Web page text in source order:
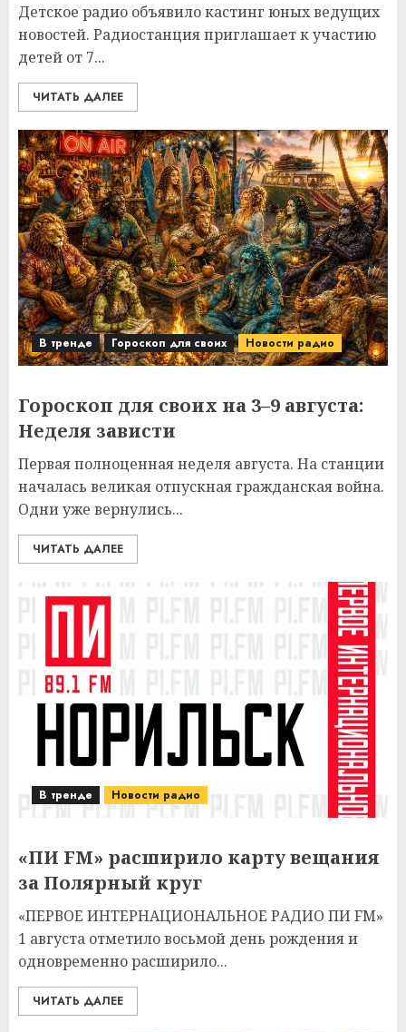
Детское радио объявило кастинг юных ведущих
новостей. Радиостанция приглашает к участию
детей от 7...
ЧИТАТЬ ДАЛЕЕ
В тренде Гороскоп для своих Новости радио
Гороскоп для своих на 3–9 августа:
Неделя зависти
Первая полноценная неделя августа. На станции
началась великая отпускная гражданская война.
Одни уже вернулись...
ЧИТАТЬ ДАЛЕЕ
В тренде Новости радио
«ПИ FM» расширило карту вещания
за Полярный круг
«ПЕРВОЕ ИНТЕРНАЦИОНАЛЬНОЕ РАДИО ПИ FM»
1 августа отметило восьмой день рождения и
одновременно расширило...
ЧИТАТЬ ДАЛЕЕ